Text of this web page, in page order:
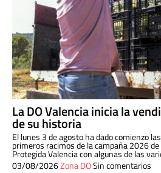
La DO Valencia inicia la
de su historia
El lunes 3 de agosto ha dado comienzo
primeros racimos de la campaña 2026
Protegida Valencia con algunas de las
03/08/2026Zona DOSin comentarios